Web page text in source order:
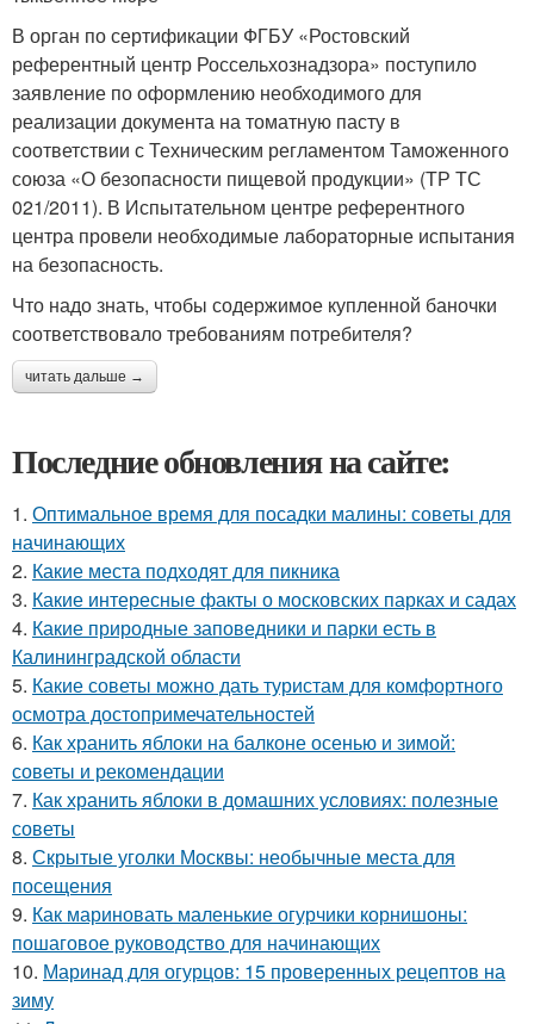
В орган по сертификации ФГБУ «Ростовский
референтный центр Россельхознадзора» поступило
заявление по оформлению необходимого для
реализации документа на томатную пасту в
соответствии с Техническим регламентом Таможенного
союза «О безопасности пищевой продукции» (ТР ТС
021/2011). В Испытательном центре референтного
центра провели необходимые лабораторные испытания
на безопасность.
Что надо знать, чтобы содержимое купленной баночки
соответствовало требованиям потребителя?
читать дальше →
Последние обновления на сайте:
1. Оптимальное время для посадки малины: советы для
начинающих
2. Какие места подходят для пикника
3. Какие интересные факты о московских парках и садах
4. Какие природные заповедники и парки есть в
Калининградской области
5. Какие советы можно дать туристам для комфортного
осмотра достопримечательностей
6. Как хранить яблоки на балконе осенью и зимой:
советы и рекомендации
7. Как хранить яблоки в домашних условиях: полезные
советы
8. Скрытые уголки Москвы: необычные места для
посещения
9. Как мариновать маленькие огурчики корнишоны:
пошаговое руководство для начинающих
10. Маринад для огурцов: 15 проверенных рецептов на
зиму